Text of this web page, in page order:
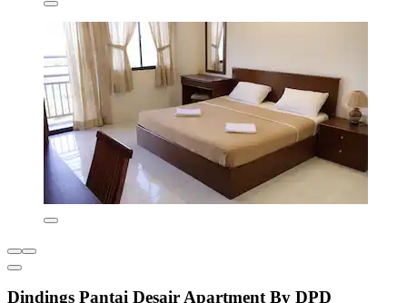
Dindings Pantai Desair Apartment By DPD